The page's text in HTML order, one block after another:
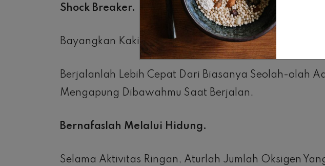
Shock Breaker.
Bayangkan Kakimu Adalah Shock Absorber Dinamis.
Berjalanlah Lebih Cepat Dari Biasanya Seolah-olah
Mengapung Dibawahmu Saat Berjalan.
Bernafaslah Melalui Hidung.
Selama Aktivitas Ringan, Aturlah Jumlah Oksigen